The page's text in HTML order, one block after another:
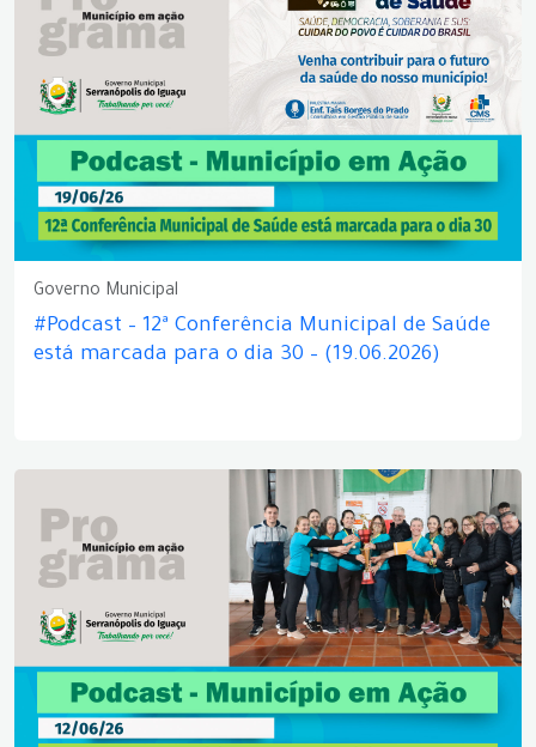
Governo Municipal
#Podcast – 12ª Conferência Municipal de Saúde
está marcada para o dia 30 – (19.06.2026)